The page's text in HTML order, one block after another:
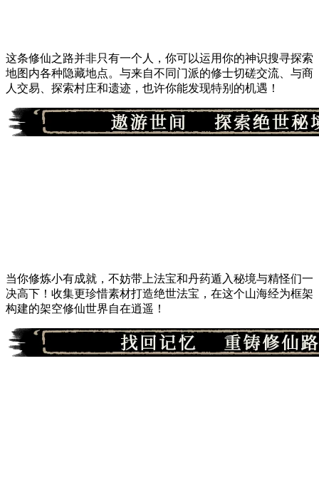
这条修仙之路并非只有一个人，你可以运用你的神识搜寻探索
地图内各种隐藏地点。与来自不同门派的修士切磋交流、与商
人交易、探索村庄和遗迹，也许你能发现特别的机遇！
当你修炼小有成就，不妨带上法宝和丹药遁入秘境与精怪们一
决高下！收集更珍惜素材打造绝世法宝，在这个山海经为框架
构建的架空修仙世界自在逍遥！